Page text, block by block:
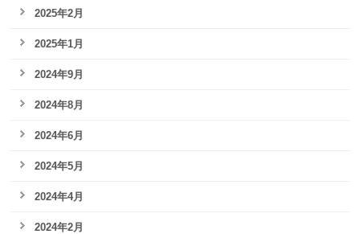
2025年2月
2025年1月
2024年9月
2024年8月
2024年6月
2024年5月
2024年4月
2024年2月